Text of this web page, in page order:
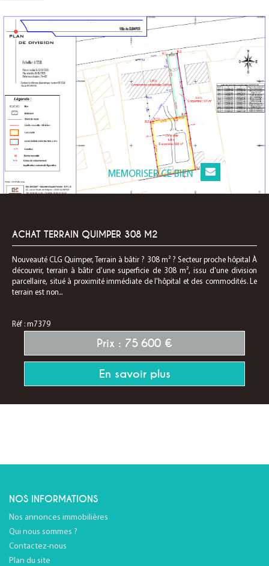
MEMORISER CE BIEN
ACHAT TERRAIN QUIMPER 308 M2
Nouveauté CLG Quimper, Terrain à bâtir ? 308 m² ? Secteur proche hôpital À
découvrir, terrain à bâtir d'une superficie de 308 m², issu d'une division
parcellaire, situé à proximité immédiate de l'hôpital et des commodités. Le
terrain est non...
Réf : m7379
Prix : 75 600 €
En savoir plus
NOS INFORMATIONS
Nos annonces immobilières
Qui nous sommes ?
Contactez-nous
Plan du site